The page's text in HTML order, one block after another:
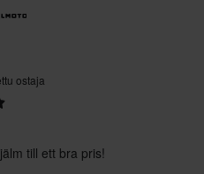
ostaja
till ett bra pris!